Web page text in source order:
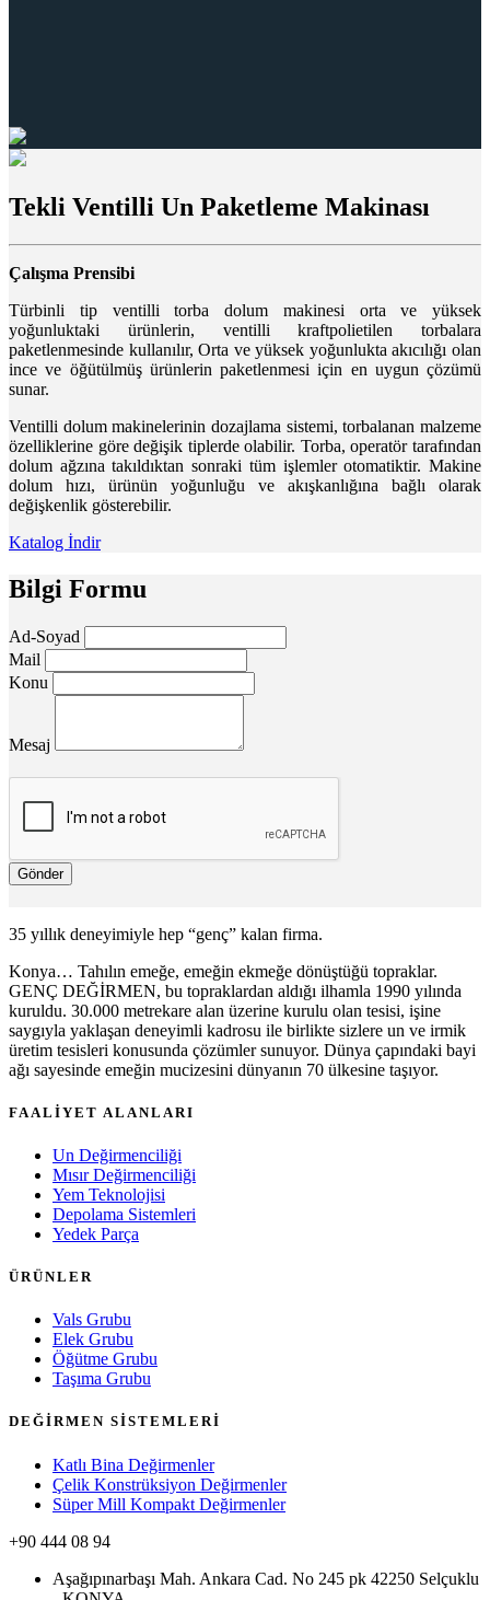
Tekli Ventilli Un Paketleme Makinası
Çalışma Prensibi
Türbinli tip ventilli torba dolum makinesi orta ve yüksek
yoğunluktaki ürünlerin, ventilli kraftpolietilen torbalara
paketlenmesinde kullanılır, Orta ve yüksek yoğunlukta akıcılığı olan
ince ve öğütülmüş ürünlerin paketlenmesi için en uygun çözümü
sunar.
Ventilli dolum makinelerinin dozajlama sistemi, torbalanan malzeme
özelliklerine göre değişik tiplerde olabilir. Torba, operatör tarafından
dolum ağzına takıldıktan sonraki tüm işlemler otomatiktir. Makine
dolum hızı, ürünün yoğunluğu ve akışkanlığına bağlı olarak
değişkenlik gösterebilir.
Katalog İndir
Bilgi Formu
Ad-Soyad
Mail
Konu
Mesaj
Gönder
35 yıllık deneyimiyle hep “genç” kalan firma.
Konya… Tahılın emeğe, emeğin ekmeğe dönüştüğü topraklar.
GENÇ DEĞİRMEN, bu topraklardan aldığı ilhamla 1990 yılında
kuruldu. 30.000 metrekare alan üzerine kurulu olan tesisi, işine
saygıyla yaklaşan deneyimli kadrosu ile birlikte sizlere un ve irmik
üretim tesisleri konusunda çözümler sunuyor. Dünya çapındaki bayi
ağı sayesinde emeğin mucizesini dünyanın 70 ülkesine taşıyor.
FAALİYET ALANLARI
Un Değirmenciliği
Mısır Değirmenciliği
Yem Teknolojisi
Depolama Sistemleri
Yedek Parça
ÜRÜNLER
Vals Grubu
Elek Grubu
Öğütme Grubu
Taşıma Grubu
DEĞİRMEN SİSTEMLERİ
Katlı Bina Değirmenler
Çelik Konstrüksiyon Değirmenler
Süper Mill Kompakt Değirmenler
+90 444 08 94
Aşağıpınarbaşı Mah. Ankara Cad. No 245 pk 42250 Selçuklu